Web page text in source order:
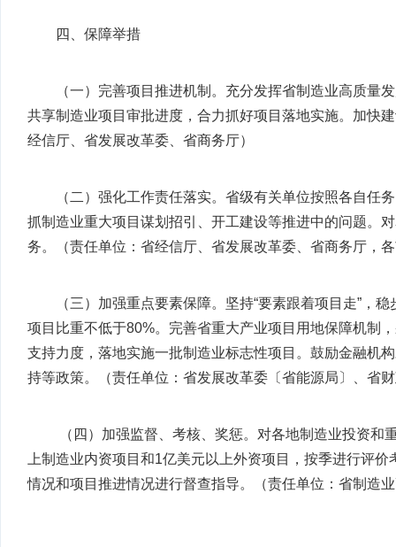
四、保障举措
（一）完善项目推进机制。充分发挥省制造业高质
共享制造业项目审批进度，合力抓好项目落地实施。加快
经信厅、省发展改革委、省商务厅）
（二）强化工作责任落实。省级有关单位按照各自
抓制造业重大项目谋划招引、开工建设等推进中的问题。
务。（责任单位：省经信厅、省发展改革委、省商务厅，
（三）加强重点要素保障。坚持“要素跟着项目走”，
项目比重不低于80%。完善省重大产业项目用地保障机制
支持力度，落地实施一批制造业标志性项目。鼓励金融机
持等政策。（责任单位：省发展改革委〔省能源局〕、省
（四）加强监督、考核、奖惩。对各地制造业投资和
上制造业内资项目和1亿美元以上外资项目，按季进行评
情况和项目推进情况进行督查指导。（责任单位：省制造